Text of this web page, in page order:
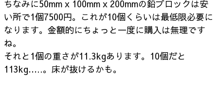
ちなみに50mm x 100mm x 200mmの鉛ブロックは安
い所で1個7500円。これが10個くらいは最低限必要に
なります。金額的にちょっと一度に購入は無理です
ね。
それと1個の重さが11.3kgあります。10個だと
113kg…..。床が抜けるかも。